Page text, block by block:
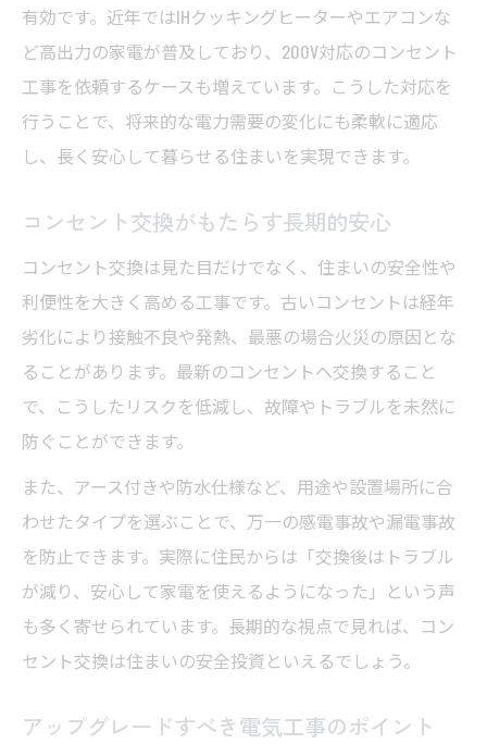
有効です。近年ではIHクッキングヒーターやエアコンな
ど高出力の家電が普及しており、200V対応のコンセント
工事を依頼するケースも増えています。こうした対応を
行うことで、将来的な電力需要の変化にも柔軟に適応
し、長く安心して暮らせる住まいを実現できます。
コンセント交換がもたらす長期的安心
コンセント交換は見た目だけでなく、住まいの安全性や
利便性を大きく高める工事です。古いコンセントは経年
劣化により接触不良や発熱、最悪の場合火災の原因とな
ることがあります。最新のコンセントへ交換すること
で、こうしたリスクを低減し、故障やトラブルを未然に
防ぐことができます。
また、アース付きや防水仕様など、用途や設置場所に合
わせたタイプを選ぶことで、万一の感電事故や漏電事故
を防止できます。実際に住民からは「交換後はトラブル
が減り、安心して家電を使えるようになった」という声
も多く寄せられています。長期的な視点で見れば、コン
セント交換は住まいの安全投資といえるでしょう。
アップグレードすべき電気工事のポイント